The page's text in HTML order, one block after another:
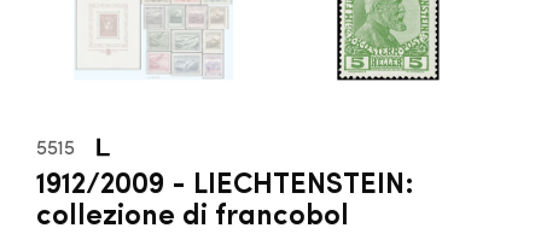
5515
1912/2009 - LIECHTENSTEIN:
collezione di francobol